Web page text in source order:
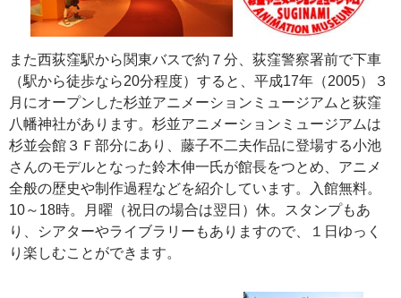
また西荻窪駅から関東バスで約７分、荻窪警察署前で下車
（駅から徒歩なら20分程度）すると、平成17年（2005）３
月にオープンした杉並アニメーションミュージアムと荻窪
八幡神社があります。杉並アニメーションミュージアムは
杉並会館３Ｆ部分にあり、藤子不二夫作品に登場する小池
さんのモデルとなった鈴木伸一氏が館長をつとめ、アニメ
全般の歴史や制作過程などを紹介しています。入館無料。
10～18時。月曜（祝日の場合は翌日）休。スタンプもあ
り、シアターやライブラリーもありますので、１日ゆっく
り楽しむことができます。